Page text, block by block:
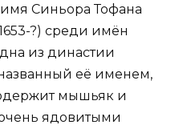
Синьора Тофана
?) среди имён
из династии
её именем,
мышьяк и
ядовитыми